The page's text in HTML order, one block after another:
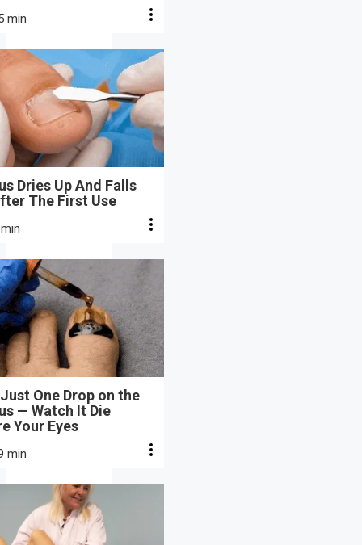
min
Dries Up And Falls
The First Use
One Drop on the
— Watch It Die
Your Eyes
min